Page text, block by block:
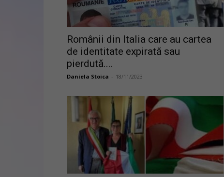
Românii din Italia care au cartea
de identitate expirată sau
pierdută....
Daniela Stoica 18/11/2023